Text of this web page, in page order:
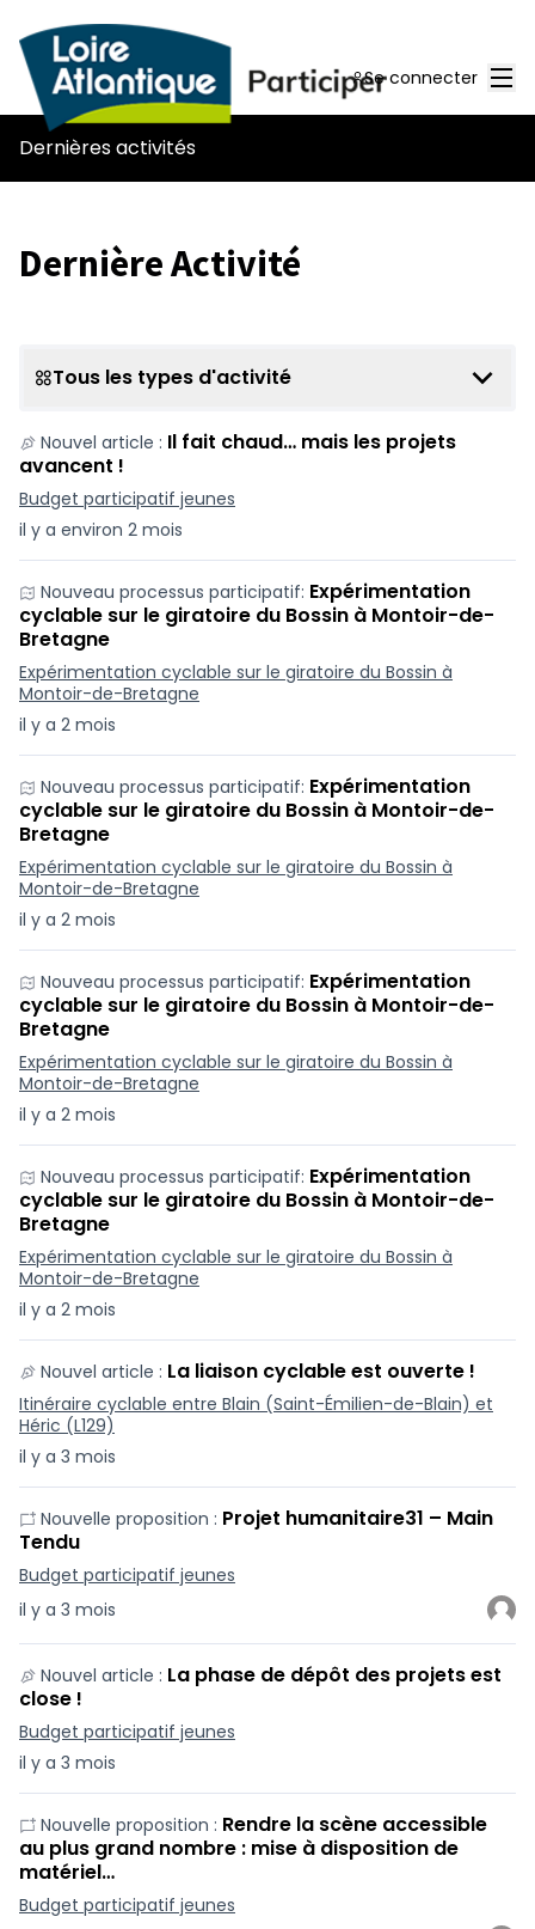
Se connecter
Dernières activités
Dernière Activité
Tous les types d'activité
il y a environ 2 mois
Nouvel article : Il fait chaud… mais les projets
avancent !
Budget participatif jeunes
il y a 2 mois
Nouveau processus participatif: Expérimentation
cyclable sur le giratoire du Bossin à Montoir-de-
Bretagne
Expérimentation cyclable sur le giratoire du Bossin à
Montoir-de-Bretagne
il y a 2 mois
Nouveau processus participatif: Expérimentation
cyclable sur le giratoire du Bossin à Montoir-de-
Bretagne
Expérimentation cyclable sur le giratoire du Bossin à
Montoir-de-Bretagne
il y a 2 mois
Nouveau processus participatif: Expérimentation
cyclable sur le giratoire du Bossin à Montoir-de-
Bretagne
Expérimentation cyclable sur le giratoire du Bossin à
Montoir-de-Bretagne
il y a 2 mois
Nouveau processus participatif: Expérimentation
cyclable sur le giratoire du Bossin à Montoir-de-
Bretagne
Expérimentation cyclable sur le giratoire du Bossin à
Montoir-de-Bretagne
il y a 3 mois
Nouvel article : La liaison cyclable est ouverte !
Itinéraire cyclable entre Blain (Saint-Émilien-de-Blain) et
Héric (L129)
il y a 3 mois
Nouvelle proposition : Projet humanitaire31 – Main
Tendu
Budget participatif jeunes
il y a 3 mois
Nouvel article : La phase de dépôt des projets est
close !
Budget participatif jeunes
Nouvelle proposition : Rendre la scène accessible
au plus grand nombre : mise à disposition de
matériel…
Budget participatif jeunes